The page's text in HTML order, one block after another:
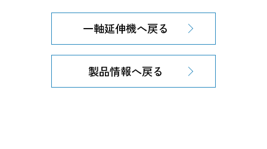
一軸延伸機へ戻る
製品情報へ戻る